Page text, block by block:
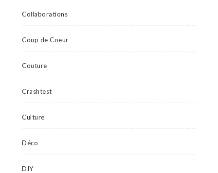
Collaborations
Coup de Coeur
Couture
Crashtest
Culture
Déco
DIY